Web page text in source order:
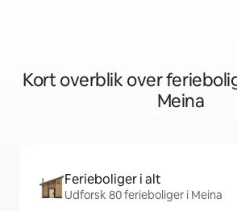
Kort overblik over
Meina
Ferieboliger i alt
Udforsk 80 ferieboliger i Meina